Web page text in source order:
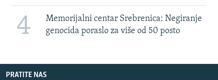
4
Memorijalni centar Srebrenica: Negiranje
genocida poraslo za više od 50 posto
PRATITE NAS